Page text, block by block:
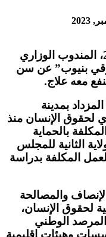
توفي اليوم الثلاثاء 26 سبتمبر 2023، المندوب الوزاري
بنيوب” عن سن
بمدينة
لحقوق الإنسان منذ
بالحماية
الثانية للمجلس
مجموعة العمل المكلفة بدراسة
والمصالحة
لحقوق الإنسان،
الوطني
وهيئات إقليمية